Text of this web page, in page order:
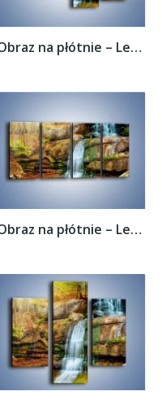
Obraz na płótnie – Leśne podłoże późną...
Obraz na płótnie – Leśne podłoże późną...